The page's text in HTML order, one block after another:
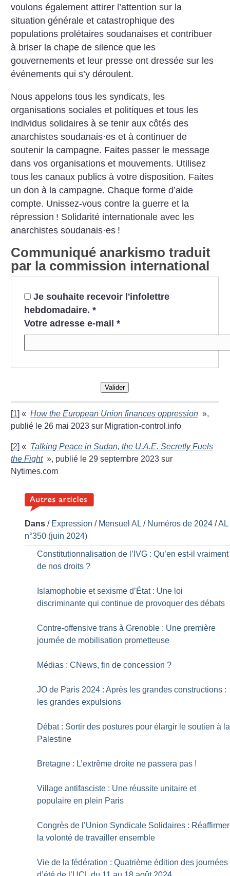
voulons également attirer l’attention sur la
situation générale et catastrophique des
populations prolétaires soudanaises et contribuer
à briser la chape de silence que les
gouvernements et leur presse ont dressée sur les
événements qui s’y déroulent.
Nous appelons tous les syndicats, les
organisations sociales et politiques et tous les
individus solidaires à se tenir aux côtés des
anarchistes soudanais·es et à continuer de
soutenir la campagne. Faites passer le message
dans vos organisations et mouvements. Utilisez
tous les canaux publics à votre disposition. Faites
un don à la campagne. Chaque forme d’aide
compte. Unissez-vous contre la guerre et la
répression ! Solidarité internationale avec les
anarchistes soudanais·es !
Communiqué anarkismo traduit
par la commission international
Je souhaite recevoir l'infolettre
hebdomadaire. *
Votre adresse e-mail *
Valider
[1]« How the European Union finances oppression »,
publié le 26 mai 2023 sur Migration-control.info
[2]« Talking Peace in Sudan, the U.A.E. Secretly Fuels
the Fight », publié le 29 septembre 2023 sur
Nytimes.com
Dans / Expression / Mensuel AL / Numéros de 2024 /AL
n°350 (juin 2024)
Constitutionnalisation de l’IVG : Qu’en est-il vraiment
de nos droits ?
Islamophobie et sexisme d’État : Une loi
discriminante qui continue de provoquer des débats
Contre-offensive trans à Grenoble : Une première
journée de mobilisation prometteuse
Médias : CNews, fin de concession ?
JO de Paris 2024 : Après les grandes constructions :
les grandes expulsions
Débat : Sortir des postures pour élargir le soutien à la
Palestine
Bretagne : L’extrême droite ne passera pas !
Village antifasciste : Une réussite unitaire et
populaire en plein Paris
Congrès de l’Union Syndicale Solidaires : Réaffirmer
la volonté de travailler ensemble
Vie de la fédération : Quatrième édition des journées